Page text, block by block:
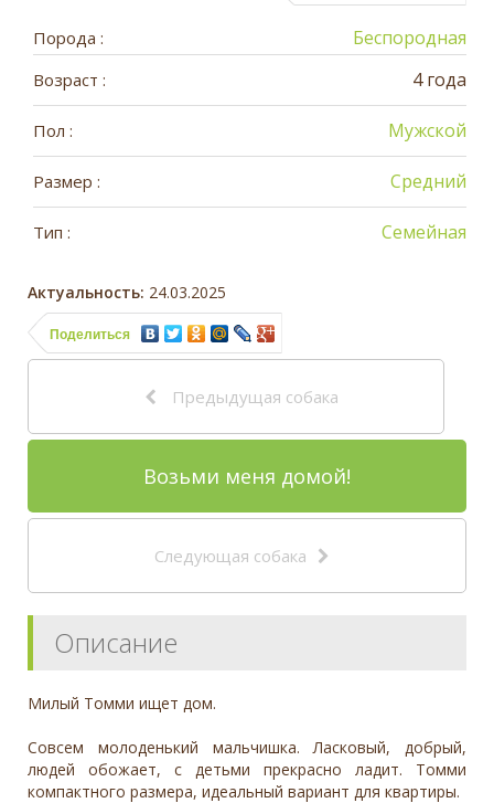
Порода : Беспородная
Возраст : 4 года
Пол : Мужской
Размер : Средний
Тип : Семейная
Актуальность: 24.03.2025
Поделиться
Предыдущая собака
Возьми меня домой!
Следующая собака
Описание
Милый Томми ищет дом.
Совсем молоденький мальчишка. Ласковый, добрый,
людей обожает, с детьми прекрасно ладит. Томми
компактного размера, идеальный вариант для квартиры.